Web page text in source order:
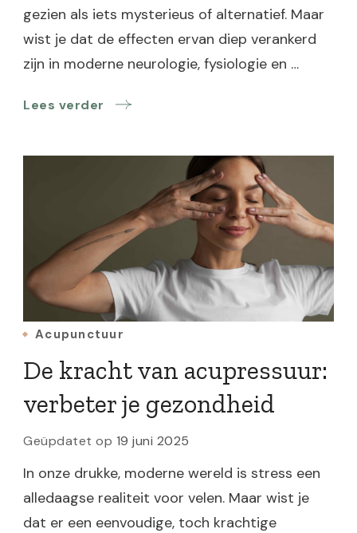
gezien als iets mysterieus of alternatief. Maar
wist je dat de effecten ervan diep verankerd
zijn in moderne neurologie, fysiologie en …
Lees verder
Acupunctuur
De kracht van acupressuur:
verbeter je gezondheid
Geüpdatet op 19 juni 2025
In onze drukke, moderne wereld is stress een
alledaagse realiteit voor velen. Maar wist je
dat er een eenvoudige, toch krachtige